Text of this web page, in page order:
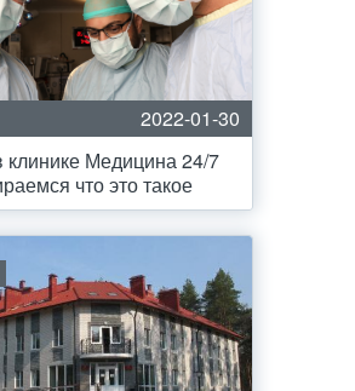
2022-01-30
клинике Медицина 24/7
что это такое